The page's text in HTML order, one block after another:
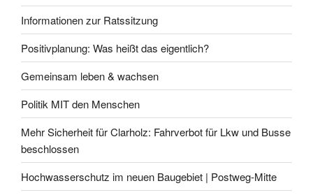
Informationen zur Ratssitzung
Positivplanung: Was heißt das eigentlich?
Gemeinsam leben & wachsen
Politik MIT den Menschen
Mehr Sicherheit für Clarholz: Fahrverbot für Lkw und Busse
beschlossen
Hochwasserschutz im neuen Baugebiet | Postweg-Mitte